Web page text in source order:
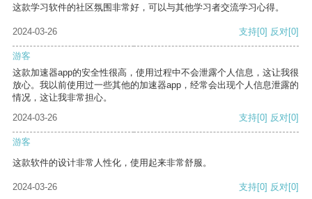
这款学习软件的社区氛围非常好，可以与其他学习者交流学习心得。
2024-03-26 支持[0] 反对[0]
游客
这款加速器app的安全性很高，使用过程中不会泄露个人信息，这让我很
放心。我以前使用过一些其他的加速器app，经常会出现个人信息泄露的
情况，这让我非常担心。
2024-03-26
支持[0] 反对[0]
游客
这款软件的设计非常人性化，使用起来非常舒服。
2024-03-26 支持[0] 反对[0]